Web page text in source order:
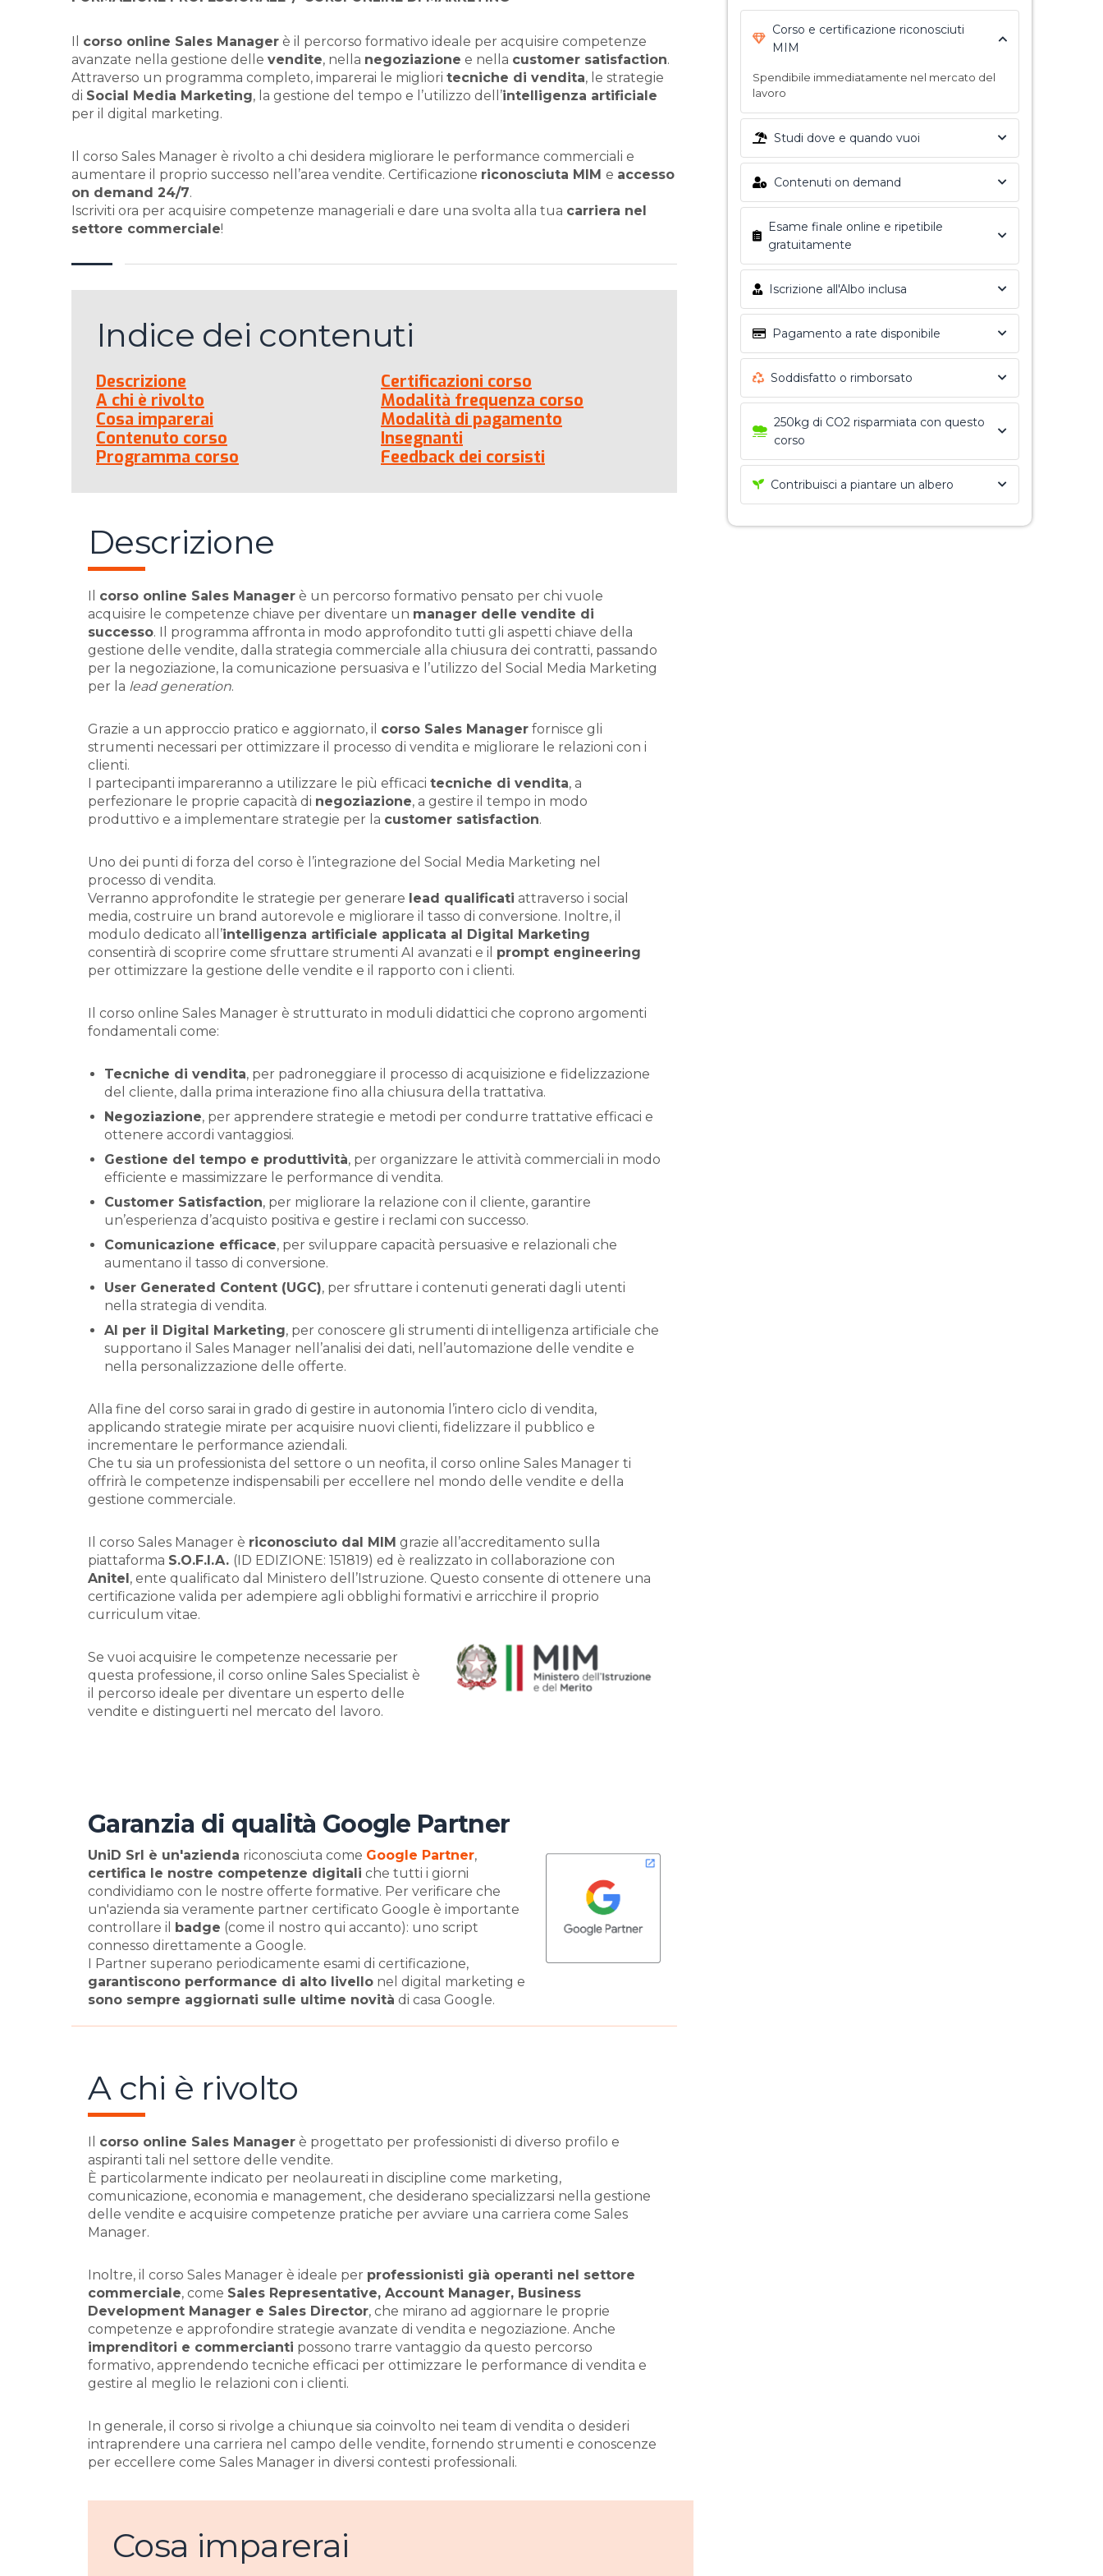
Il corso online Sales Manager è il percorso formativo ideale per acquisire competenze
avanzate nella gestione delle vendite, nella negoziazione e nella customer satisfaction.
Attraverso un programma completo, imparerai le migliori tecniche di vendita, le strategie
di Social Media Marketing, la gestione del tempo e l’utilizzo dell’intelligenza artificiale
per il digital marketing.
Il corso Sales Manager è rivolto a chi desidera migliorare le performance commerciali e
aumentare il proprio successo nell’area vendite. Certificazione riconosciuta MIM e accesso
on demand 24/7.
Iscriviti ora per acquisire competenze manageriali e dare una svolta alla tua carriera nel
settore commerciale!
Indice dei contenuti
Descrizione
A chi è rivolto
Cosa imparerai
Contenuto corso
Programma corso
Certificazioni corso
Modalità frequenza corso
Modalità di pagamento
Insegnanti
Feedback dei corsisti
Descrizione
Il corso online Sales Manager è un percorso formativo pensato per chi vuole
acquisire le competenze chiave per diventare un manager delle vendite di
successo. Il programma affronta in modo approfondito tutti gli aspetti chiave della
gestione delle vendite, dalla strategia commerciale alla chiusura dei contratti, passando
per la negoziazione, la comunicazione persuasiva e l’utilizzo del Social Media Marketing
per la lead generation.
Grazie a un approccio pratico e aggiornato, il corso Sales Manager fornisce gli
strumenti necessari per ottimizzare il processo di vendita e migliorare le relazioni con i
clienti.
I partecipanti impareranno a utilizzare le più efficaci tecniche di vendita, a
perfezionare le proprie capacità di negoziazione, a gestire il tempo in modo
produttivo e a implementare strategie per la customer satisfaction.
Uno dei punti di forza del corso è l’integrazione del Social Media Marketing nel
processo di vendita.
Verranno approfondite le strategie per generare lead qualificati attraverso i social
media, costruire un brand autorevole e migliorare il tasso di conversione. Inoltre, il
modulo dedicato all’intelligenza artificiale applicata al Digital Marketing
consentirà di scoprire come sfruttare strumenti AI avanzati e il prompt engineering
per ottimizzare la gestione delle vendite e il rapporto con i clienti.
Il corso online Sales Manager è strutturato in moduli didattici che coprono argomenti
fondamentali come:
Tecniche di vendita, per padroneggiare il processo di acquisizione e fidelizzazione
del cliente, dalla prima interazione fino alla chiusura della trattativa.
Negoziazione, per apprendere strategie e metodi per condurre trattative efficaci e
ottenere accordi vantaggiosi.
Gestione del tempo e produttività, per organizzare le attività commerciali in modo
efficiente e massimizzare le performance di vendita.
Customer Satisfaction, per migliorare la relazione con il cliente, garantire
un’esperienza d’acquisto positiva e gestire i reclami con successo.
Comunicazione efficace, per sviluppare capacità persuasive e relazionali che
aumentano il tasso di conversione.
User Generated Content (UGC), per sfruttare i contenuti generati dagli utenti
nella strategia di vendita.
AI per il Digital Marketing, per conoscere gli strumenti di intelligenza artificiale che
supportano il Sales Manager nell’analisi dei dati, nell’automazione delle vendite e
nella personalizzazione delle offerte.
Alla fine del corso sarai in grado di gestire in autonomia l’intero ciclo di vendita,
applicando strategie mirate per acquisire nuovi clienti, fidelizzare il pubblico e
incrementare le performance aziendali.
Che tu sia un professionista del settore o un neofita, il corso online Sales Manager ti
offrirà le competenze indispensabili per eccellere nel mondo delle vendite e della
gestione commerciale.
Il corso Sales Manager è riconosciuto dal MIM grazie all’accreditamento sulla
piattaforma S.O.F.I.A. (ID EDIZIONE: 151819) ed è realizzato in collaborazione con
Anitel, ente qualificato dal Ministero dell’Istruzione. Questo consente di ottenere una
certificazione valida per adempiere agli obblighi formativi e arricchire il proprio
curriculum vitae.
Se vuoi acquisire le competenze necessarie per
questa professione, il corso online Sales Specialist è
il percorso ideale per diventare un esperto delle
vendite e distinguerti nel mercato del lavoro.
Garanzia di qualità Google Partner
UniD Srl è un'azienda riconosciuta come Google Partner,
certifica le nostre competenze digitali che tutti i giorni
condividiamo con le nostre offerte formative. Per verificare che
un'azienda sia veramente partner certificato Google è importante
controllare il badge (come il nostro qui accanto): uno script
connesso direttamente a Google.
I Partner superano periodicamente esami di certificazione,
garantiscono performance di alto livello nel digital marketing e
sono sempre aggiornati sulle ultime novità di casa Google.
A chi è rivolto
Il corso online Sales Manager è progettato per professionisti di diverso profilo e
aspiranti tali nel settore delle vendite.
È particolarmente indicato per neolaureati in discipline come marketing,
comunicazione, economia e management, che desiderano specializzarsi nella gestione
delle vendite e acquisire competenze pratiche per avviare una carriera come Sales
Manager.
Inoltre, il corso Sales Manager è ideale per professionisti già operanti nel settore
commerciale, come Sales Representative, Account Manager, Business
Development Manager e Sales Director, che mirano ad aggiornare le proprie
competenze e approfondire strategie avanzate di vendita e negoziazione. Anche
imprenditori e commercianti possono trarre vantaggio da questo percorso
formativo, apprendendo tecniche efficaci per ottimizzare le performance di vendita e
gestire al meglio le relazioni con i clienti.
In generale, il corso si rivolge a chiunque sia coinvolto nei team di vendita o desideri
intraprendere una carriera nel campo delle vendite, fornendo strumenti e conoscenze
per eccellere come Sales Manager in diversi contesti professionali.
Cosa imparerai
Corso e certificazione riconosciuti
MIM
Spendibile immediatamente nel mercato del
lavoro
Studi dove e quando vuoi
Contenuti on demand
Esame finale online e ripetibile
gratuitamente
Iscrizione all'Albo inclusa
Pagamento a rate disponibile
Soddisfatto o rimborsato
250kg di CO2 risparmiata con questo
corso
Contribuisci a piantare un albero